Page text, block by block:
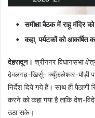
समीक्षा बैठक में राहू मंदिर
कहा,पर्यटकों को आकर्षित
देहरादून। श्रीनगर विधानसभा
देवलगढ़-खिर्सू- क्यूँकलेश्वर-पौड़ी
निर्देश दिये गये हैं। साथ ही पैठाणी
करने को कहा गया है ताकि देश-
उठा सके।